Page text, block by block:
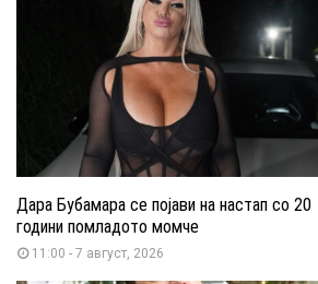
Дара Бубамара се појави на настап со 20
години помладото момче
11:00 - 7 август, 2026